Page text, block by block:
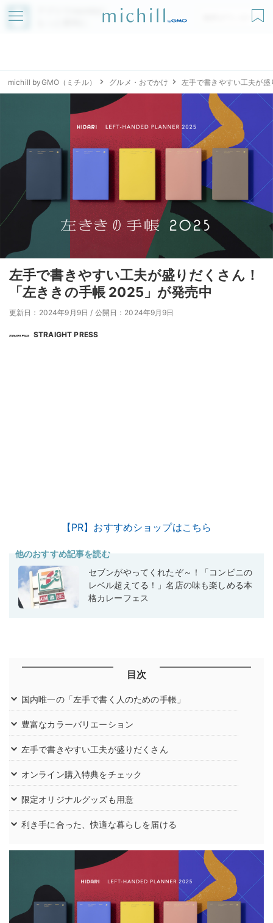
アプリでmichillが
無料ダウンロード
michill byGMO（ミチル） グルメ・おでかけ 左手で書きやすい工夫が
左手で書きやすい工夫が盛りだくさん！
「左ききの手帳 2025」が発売中
更新日：2024年9月9日 / 公開日：2024年9月9日
STRAIGHT PRESS
【PR】おすすめショップはこちら
他のおすすめ記事を読む
セブンがやってくれたぞ～！「コンビニの
レベル超えてる！」名店の味も楽しめる本
格カレーフェス
目次
国内唯一の「左手で書く人のための手帳」
豊富なカラーバリエーション
左手で書きやすい工夫が盛りだくさん
オンライン購入特典をチェック
限定オリジナルグッズも用意
利き手に合った、快適な暮らしを届ける